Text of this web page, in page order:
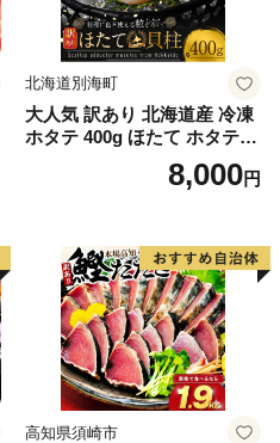
北海道別海町
大人気 訳あり 北海道産 冷凍
ホタテ 400g ほたて ホタテ
8,000円
高知県須崎市